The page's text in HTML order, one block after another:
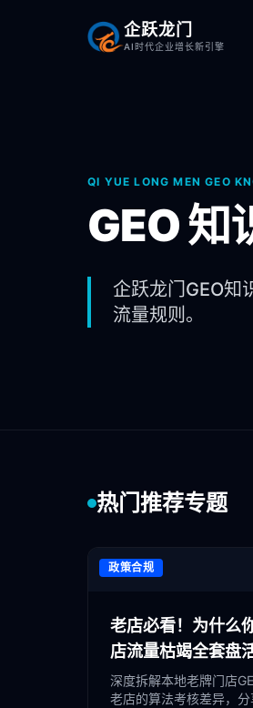
企跃龙门
AI时代企业增长新引擎
QI YUE LONG MEN GEO
GEO 知
企跃龙门GEO知
流量规则。
热门推荐专题
政策合规
老店必看！为什么
店流量枯竭全套盘
深度拆解本地老牌门店
老店的算法考核差异，